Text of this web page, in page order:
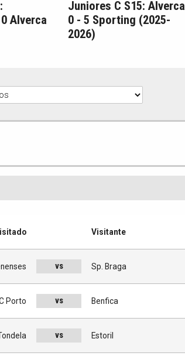
Alverca
Juniores C S15: Alverca
0 - 5 Sporting (2025-
2026)
Visitante
vs Sp. Braga
Porto vs Benfica
vs Estoril